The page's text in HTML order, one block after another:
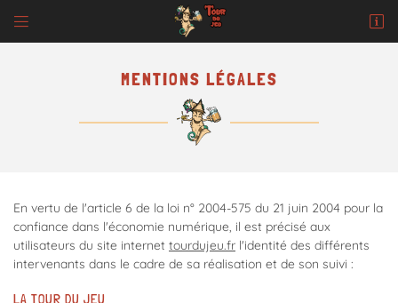
 
62 bis Boulevard Gambetta
 Adresse email de réception
MENTIONS LÉGALES
En vertu de l'article 6 de la loi n° 2004-575 du 21 juin 2004 pour la
confiance dans l'économie numérique, il est précisé aux
utilisateurs du site internet tourdujeu.fr l'identité des différents
intervenants dans le cadre de sa réalisation et de son suivi :
LA TOUR DU JEU